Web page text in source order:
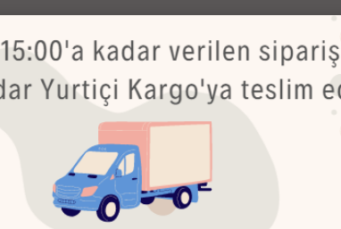
duygusal ve görsel zekanın gelişimi
çocukların okumaya doyacakları
dünyayı bu kitaplarda bulacaklar.